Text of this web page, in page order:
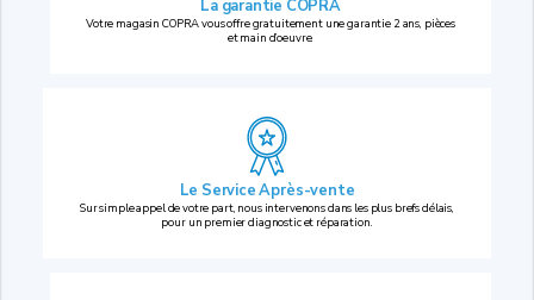
La garantie COPRA
Votre magasin COPRA vous offre gratuitement une garantie 2 ans, pièces
et main d’oeuvre.
Le Service Après-vente
Sur simple appel de votre part, nous intervenons dans les plus brefs délais,
pour un premier diagnostic et réparation.